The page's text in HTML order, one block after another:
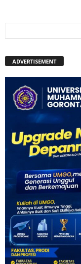
ADVERTISEMENT